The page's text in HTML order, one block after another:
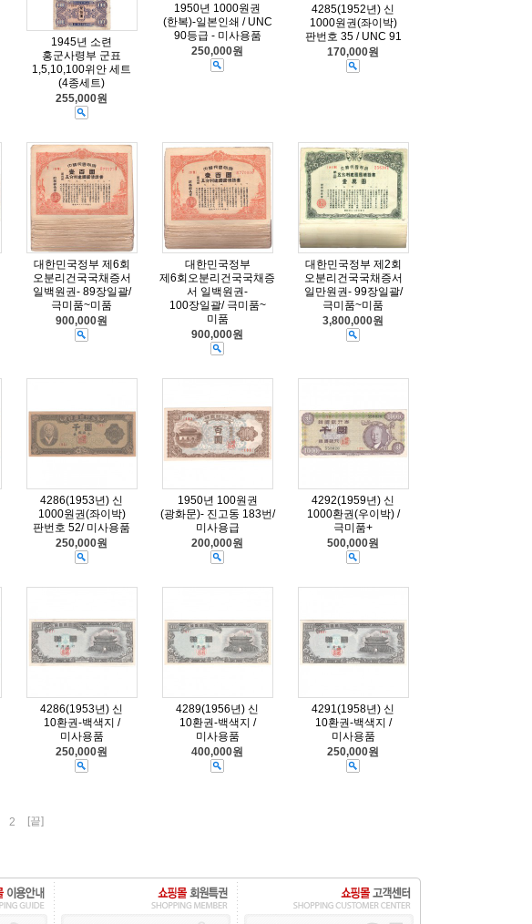
1945년 소련
홍군사령부 군표
1,5,10,100위안 세트
(4종세트)
255,000원
1950년 1000원권
(한복)-일본인쇄 / UNC
90등급 - 미사용품
250,000원
4285(1952년) 신
1000원권(좌이박)
판번호 35 / UNC 91
170,000원
대한민국정부 제6회
오분리건국국채증서
일백원권- 89장일괄/
극미품~미품
900,000원
대한민국정부
제6회오분리건국국채증
서 일백원권-
100장일괄/ 극미품~
미품
900,000원
대한민국정부 제2회
오분리건국국채증서
일만원권- 99장일괄/
극미품~미품
3,800,000원
4286(1953년) 신
1000원권(좌이박)
판번호 52/ 미사용품
250,000원
1950년 100원권
(광화문)- 진고동 183번/
미사용급
200,000원
4292(1959년) 신
1000환권(우이박) /
극미품+
500,000원
4286(1953년) 신
10환권-백색지 /
미사용품
250,000원
4289(1956년) 신
10환권-백색지 /
미사용품
400,000원
4291(1958년) 신
10환권-백색지 /
미사용품
250,000원
2 [끝]